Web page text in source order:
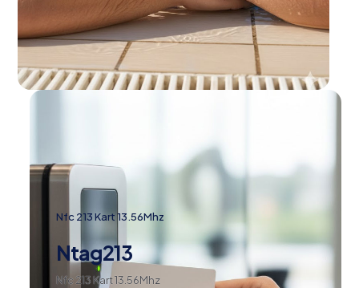
Nfc 213 Kart 13.56Mhz
Ntag213
Nfc 213 Kart 13.56Mhz